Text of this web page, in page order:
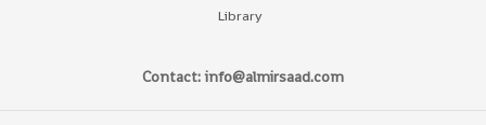
Library
Contact: info@almirsaad.com